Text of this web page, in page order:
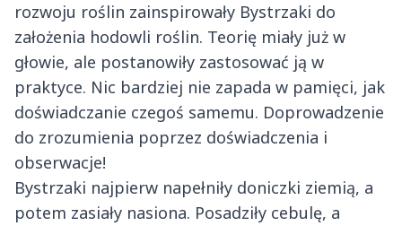
rozwoju roślin zainspirowały Bystrzaki do
założenia hodowli roślin. Teorię miały już w
głowie, ale postanowiły zastosować ją w
praktyce. Nic bardziej nie zapada w pamięci, jak
doświadczanie czegoś samemu. Doprowadzenie
do zrozumienia poprzez doświadczenia i
obserwacje!
Bystrzaki najpierw napełniły doniczki ziemią, a
potem zasiały nasiona. Posadziły cebulę, a